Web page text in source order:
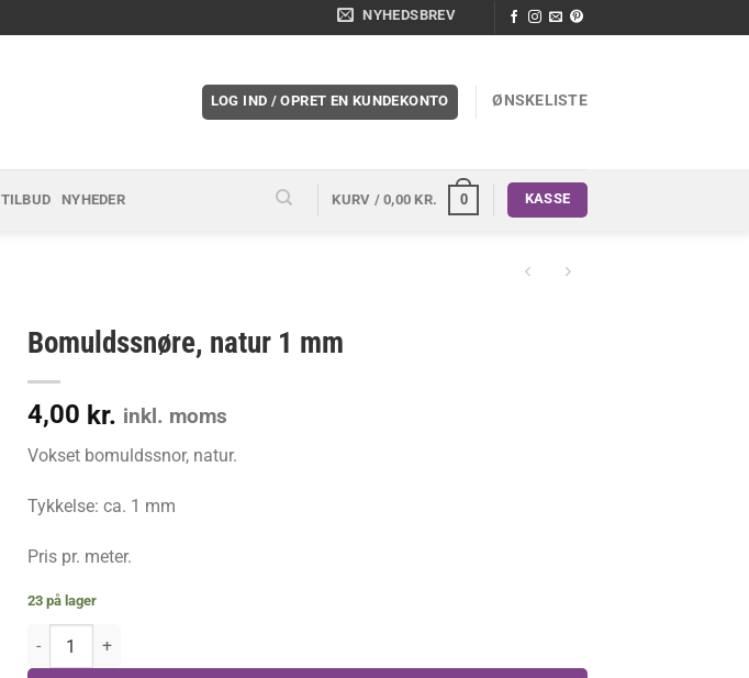
NYHEDSBREV
LOG IND / OPRET EN KUNDEKONTO ØNSKELISTE
TILBUD NYHEDER KURV /0,00 KR. 0 KASSE
Bomuldssnøre, natur 1 mm
4,00 kr. inkl. moms
Vokset bomuldssnor, natur.
Tykkelse: ca. 1 mm
Pris pr. meter.
23 på lager
Bomuldssnøre, natur 1 mm antal